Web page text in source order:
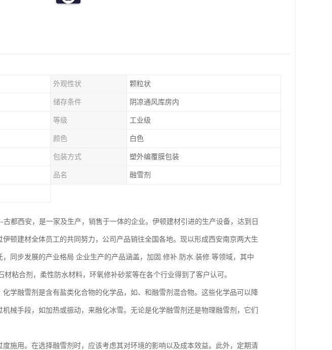
外观性状 颗粒状
储存条件 阴凉通风库房内
等级 工业级
颜色 白色
包装方式 塑外编覆膜包装
品名 融雪剂
都西安，是一家及生产，销售于一体的企业。伊顿建材引进的生产设备，达到日
顿建材全体员工的共同努力，公司产品销往全国各地。现以形成西安南京两大生
同步发展的产业格局 企业生产的产品涵盖，加固.修补.防水.装修.等领域，其中
粘合剂，柔性防水材料，环氧修补砂浆等在各个行业得到了客户认可。
学融雪剂是含有盐类化合物的化学品，如、和融雪剂混合物。这些化学品可以降
械手段，如加热或振动，来融化冰雪。无论是化学融雪剂还是物理融雪剂，它们
施用。在选择融雪剂时，应该考虑其对环境的影响以及成本效益。此外，定期清